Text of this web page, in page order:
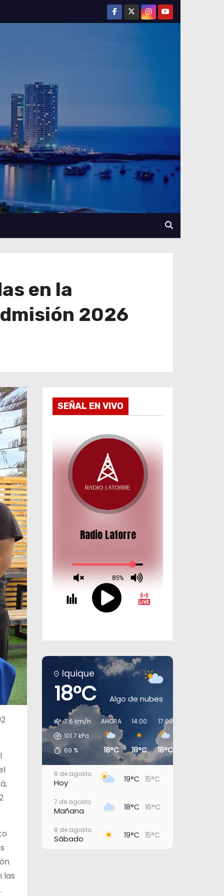
en la
2026
las
SEÑAL EN VIVO
Iquique
18°C Algo de nubes
7.6 km/h
101.7 kPa
69 %
AHORA
18°C
14:00
18°C
17:00
18°C
6 de agosto
Hoy 19°C 15°C
7 de agosto
Mañana 18°C 16°C
8 de agosto
Sábado 19°C 15°C